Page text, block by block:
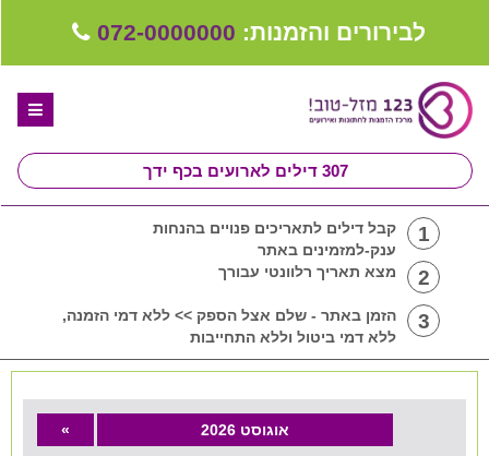
לבירורים והזמנות: 072-0000000
307 דילים לארועים בכף ידך
ספקים לחתונה מומלצים
קבלו ייעוץ בחינם
קבוצת וואטסאפ-ספקים עונים LIVE
שירות אישי בקליק
1
קבל דילים לתאריכים פנויים בהנחות
ענק-למזמינים באתר
2 מצא תאריך רלוונטי עבורך
3
הזמן באתר - שלם אצל הספק >> ללא דמי הזמנה,
ללא דמי ביטול וללא התחייבות
אוגוסט 2026 »